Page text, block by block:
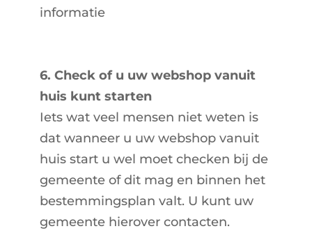
informatie
6. Check of u uw webshop vanuit
huis kunt starten
Iets wat veel mensen niet weten is
dat wanneer u uw webshop vanuit
huis start u wel moet checken bij de
gemeente of dit mag en binnen het
bestemmingsplan valt. U kunt uw
gemeente hierover contacten.